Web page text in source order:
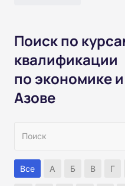
Поиск по
квалификации
по экономике
Азове
Все А Б В Г